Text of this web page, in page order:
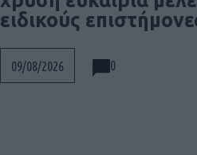
ειδικούς
09/08/2026 0